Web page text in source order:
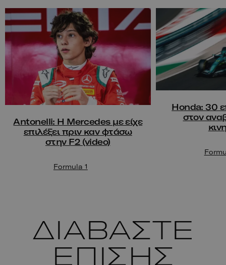
Antonelli: Η Mercedes με είχε
επιλέξει πριν καν φτάσω
στην F2 (video)
Formula 1
Honda: 30
στον
ΔΙΑΒΑΣΤΕ
ΕΠΙΣΗΣ